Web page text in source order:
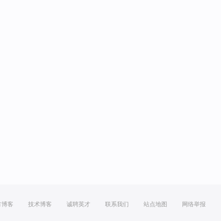
博客 技术博客 诚聘英才 联系我们 站点地图 网络举报